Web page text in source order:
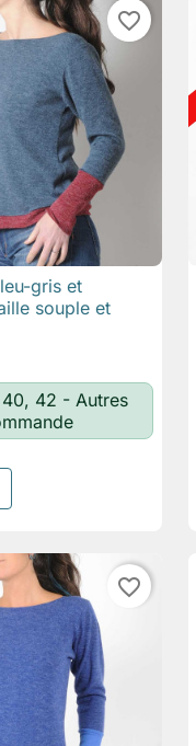
favorite_border
rapide
gris et
souple et
42 - Autres
favorite_border